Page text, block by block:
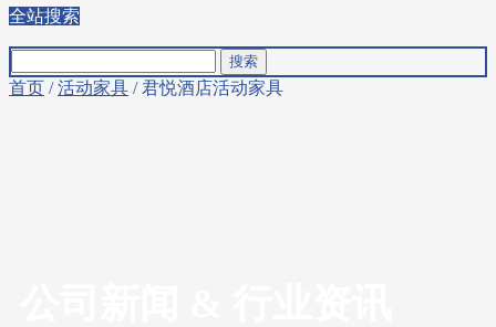
全站搜索
首页 /活动家具 / 君悦酒店活动家具